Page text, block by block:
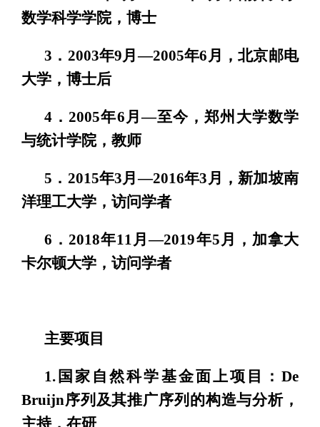
数学科学学院，博士
3．2003年9月—2005年6月，北京邮电
大学，博士后
4．2005年6月—至今，郑州大学数学
与统计学院，教师
5．2015年3月—2016年3月，新加坡南
洋理工大学，访问学者
6．2018年11月—2019年5月，加拿大
卡尔顿大学，访问学者
主要项目
1.国家自然科学基金面上项目：De
Bruijn序列及其推广序列的构造与分析，
主持，在研